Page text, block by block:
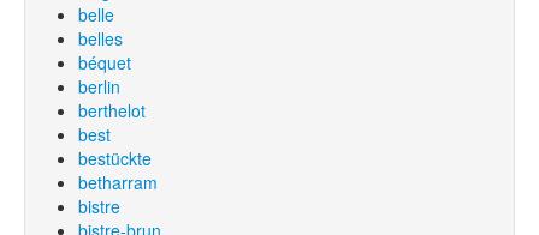
belle
belles
béquet
berlin
berthelot
best
bestückte
betharram
bistre